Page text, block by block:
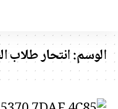
انتحار طلاب الطب